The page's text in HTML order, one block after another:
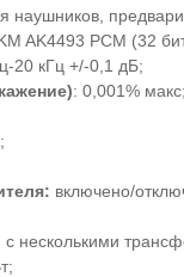
наушников,
AK4493 PCM (32
20 кГц +/-0,1 дБ;
: 0,001% макс;
включено/
с несколькими